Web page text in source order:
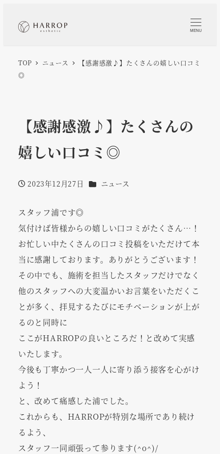
MENU
TOP ニュース
【感謝感激♪】たくさんの嬉しい口コミ
◎
【感謝感激♪】たくさんの
嬉しい口コミ◎
投稿日
2023年12月27日 カテゴリー
ニュース
スタッフ浦です◎
気付けば皆様からの嬉しい口コミがたくさん…！
お忙しい中たくさんの口コミ投稿をいただけて本
当に感謝しております。ありがとうございます！
その中でも、施術を担当したスタッフだけでなく
他のスタッフへの大変温かいお言葉をいただくこ
とが多く、拝見するたびにモチベーションが上が
るのと同時に
ここがHARROPの良いところだ！と改めて実感
いたします。
今後も丁寧かつ一人一人に寄り添う接客を心がけ
よう！
と、改めて痛感した浦でした。
これからも、HARROPが特別な場所であり続け
るよう、
スタッフ一同頑張って参ります(^o^)/